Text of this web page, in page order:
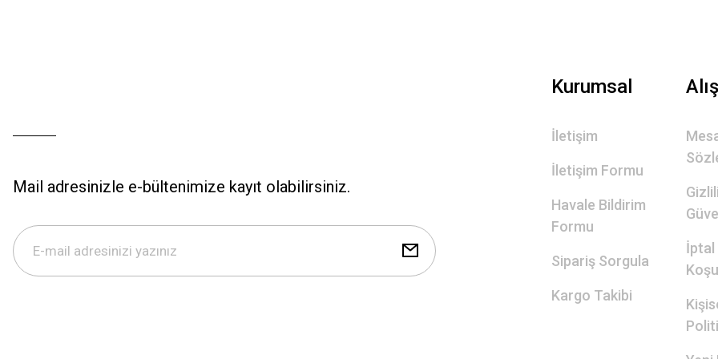
Mail adresinizle e-bültenimize kayıt olabilirsiniz.
Kurumsal
İletişim
İletişim Formu
Havale Bildirim
Formu
Sipariş Sorgula
Kargo Takibi
İptal